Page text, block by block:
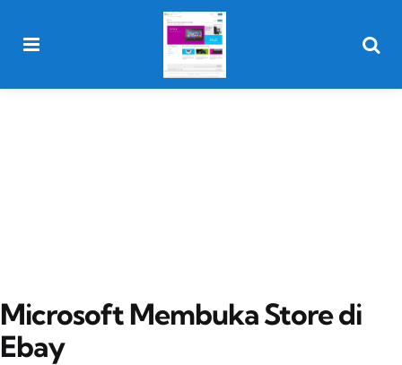
Microsoft Membuka Store di
Ebay